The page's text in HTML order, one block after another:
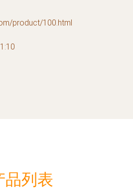
product/100.html
品列表